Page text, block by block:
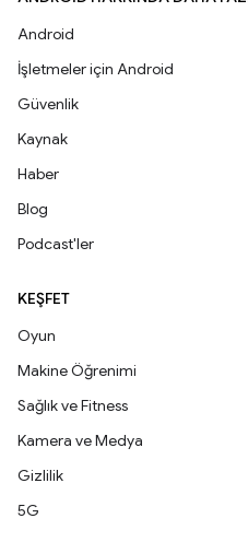
Android
İşletmeler için Android
Güvenlik
Kaynak
Haber
Blog
Podcast'ler
KEŞFET
Oyun
Makine Öğrenimi
Sağlık ve Fitness
Kamera ve Medya
Gizlilik
5G